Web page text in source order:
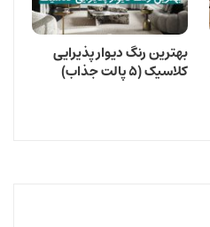
بهترین رنگ دیوار پذیرایی
کلاسیک (۵ پالت جذاب)